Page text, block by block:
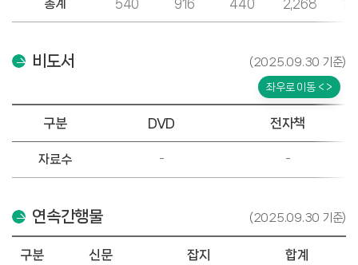
총계 540 916 440 2,268
비도서 (2025.09.30 기준)
좌우로 이동 < >
구분 DVD 전자책
자료수 - -
연속간행물 (2025.09.30 기준)
구분 신문 잡지 합계